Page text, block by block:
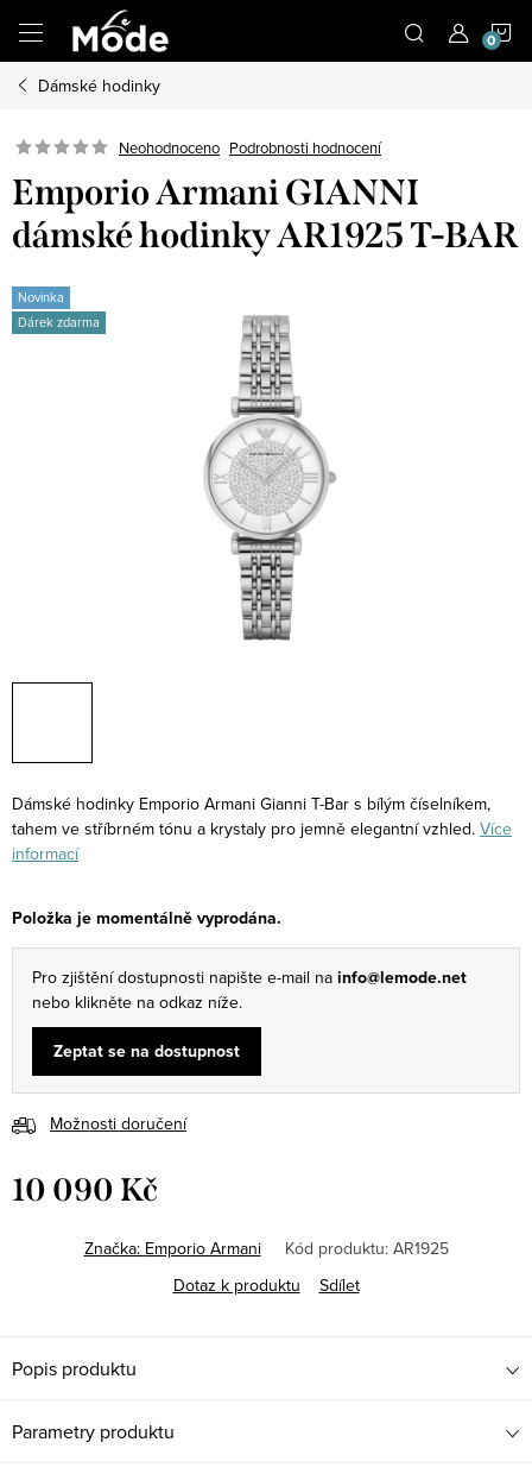
obsah
Dámské hodinky
Neohodnoceno Podrobnosti hodnocení
Emporio Armani GIANNI
dámské hodinky AR1925 T-BAR
Novinka
Dárek zdarma
Dámské hodinky Emporio Armani Gianni T-Bar s bílým číselníkem,
tahem ve stříbrném tónu a krystaly pro jemně elegantní vzhled. Více
informací
Položka je momentálně vyprodána.
Pro zjištění dostupnosti napište e-mail na info@lemode.net
nebo klikněte na odkaz níže.
Zeptat se na dostupnost
Možnosti doručení
10 090 Kč
Značka: Emporio Armani Kód produktu: AR1925
Dotaz k produktu
Sdílet
Popis produktu
Parametry produktu